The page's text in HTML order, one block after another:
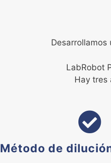
LabRobot
Hay tres
Método de